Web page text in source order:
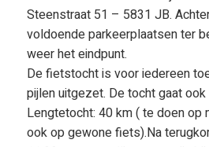
Steenstraat 51 – 5831 JB.
voldoende parkeerplaatsen ter
weer het eindpunt.
De fietstocht is voor iedereen
pijlen uitgezet. De tocht gaat ook
Lengtetocht: 40 km ( te doen op
ook op gewone fiets).Na